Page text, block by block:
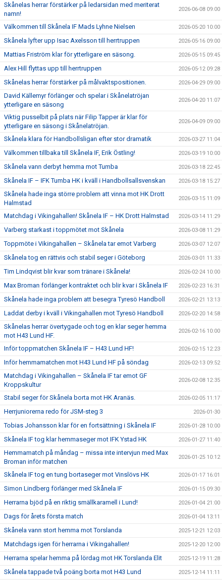
Skånelas herrar förstärker på ledarsidan med meriterat
namn!
2026-06-08 09:00
Välkommen till Skånela IF Mads Lyhne Nielsen 2026-05-20 10:00
Skånela lyfter upp Isac Axelsson till herrtruppen 2026-05-16 09:00
Mattias Friström klar för ytterligare en säsong. 2026-05-15 09:45
Alex Hill flyttas upp till herrtruppen 2026-05-12 09:28
Skånelas herrar förstärker på målvaktspositionen. 2026-04-29 09:00
David Källemyr förlänger och spelar i Skånelatröjan
ytterligare en säsong
2026-04-20 11:07
Viktig pusselbit på plats när Filip Tapper är klar för
ytterligare en säsong i Skånelatröjan.
2026-04-09 09:00
Skånela klara för Handbollsligan efter stor dramatik 2026-03-27 11:04
Välkommen tillbaka till Skånela IF, Erik Östling! 2026-03-19 10:00
Skånela vann derbyt hemma mot Tumba 2026-03-18 22:45
Skånela IF – IFK Tumba HK i kväll i Handbollsallsvenskan 2026-03-18 15:27
Skånela hade inga större problem att vinna mot HK Drott
Halmstad
2026-03-15 11:09
Matchdag i Vikingahallen! Skånela IF – HK Drott Halmstad 2026-03-14 11:29
Varberg starkast i toppmötet mot Skånela 2026-03-08 11:29
Toppmöte i Vikingahallen – Skånela tar emot Varberg 2026-03-07 12:07
Skånela tog en rättvis och stabil seger i Göteborg 2026-03-01 11:33
Tim Lindqvist blir kvar som tränare i Skånela! 2026-02-24 10:00
Max Broman förlänger kontraktet och blir kvar i Skånela IF 2026-02-23 16:31
Skånela hade inga problem att besegra Tyresö Handboll 2026-02-21 13:13
Laddat derby i kväll i Vikingahallen mot Tyresö Handboll 2026-02-20 14:58
Skånelas herrar övertygade och tog en klar seger hemma
mot H43 Lund HF.
2026-02-16 10:00
Inför toppmatchen Skånela IF – H43 Lund HF! 2026-02-15 12:23
Inför hemmamatchen mot H43 Lund HF på söndag 2026-02-13 09:52
Matchdag i Vikingahallen – Skånela IF tar emot GF
Kroppskultur
2026-02-08 12:35
Stabil seger för Skånela borta mot HK Aranäs. 2026-02-05 11:17
Herrjuniorerna redo för JSM-steg 3 2026-01-30
Tobias Johansson klar för en fortsättning i Skånela IF 2026-01-28 10:00
Skånela IF tog klar hemmaseger mot IFK Ystad HK 2026-01-27 11:40
Hemmamatch på måndag – missa inte intervjun med Max
Broman inför matchen
2026-01-25 10:12
Skånela IF tog en tung bortaseger mot Vinslövs HK 2026-01-17 16:01
Simon Lindberg förlänger med Skånela IF 2026-01-15 09:30
Herrarna bjöd på en riktig smällkaramell i Lund! 2026-01-04 21:00
Dags för årets första match 2026-01-04 13:11
Skånela vann stort hemma mot Torslanda 2025-12-21 12:03
Matchdags igen för herrarna i Vikingahallen! 2025-12-20 12:00
Herrarna spelar hemma på lördag mot HK Torslanda Elit 2025-12-19 11:28
Skånela tappade två poäng borta mot H43 Lund 2025-12-14 11:11